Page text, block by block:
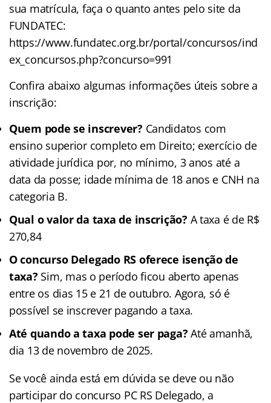
sua matrícula, faça o quanto antes pelo site da
FUNDATEC:
https://www.fundatec.org.br/portal/concursos/ind
ex_concursos.php?concurso=991
Confira abaixo algumas informações úteis sobre a
inscrição:
Quem pode se inscrever? Candidatos com
ensino superior completo em Direito; exercício de
atividade jurídica por, no mínimo, 3 anos até a
data da posse; idade mínima de 18 anos e CNH na
categoria B.
Qual o valor da taxa de inscrição?A taxa é de R$
270,84
O concurso Delegado RS oferece isenção de
taxa? Sim, mas o período ficou aberto apenas
entre os dias 15 e 21 de outubro. Agora, só é
possível se inscrever pagando a taxa.
Até quando a taxa pode ser paga?Até amanhã,
dia 13 de novembro de 2025.
Se você ainda está em dúvida se deve ou não
participar do concurso PC RS Delegado, a